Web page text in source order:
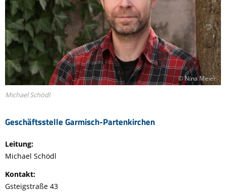
Geschäftsstelle Garmisch-Partenkirchen
© Nina Meier
Michael Schödl
Leitung:
Michael Schödl
Kontakt:
Gsteigstraße 43